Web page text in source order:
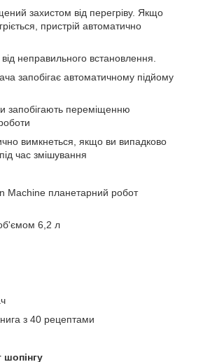
захистом від перегріву. Якщо
пристрій автоматично
неправильного встановлення.
запобігає автоматичному підйому
запобігають переміщенню
вимкнеться, якщо ви випадково
час змішування
Machine планетарний робот
6,2 л
з 40 рецептами
шопінгу